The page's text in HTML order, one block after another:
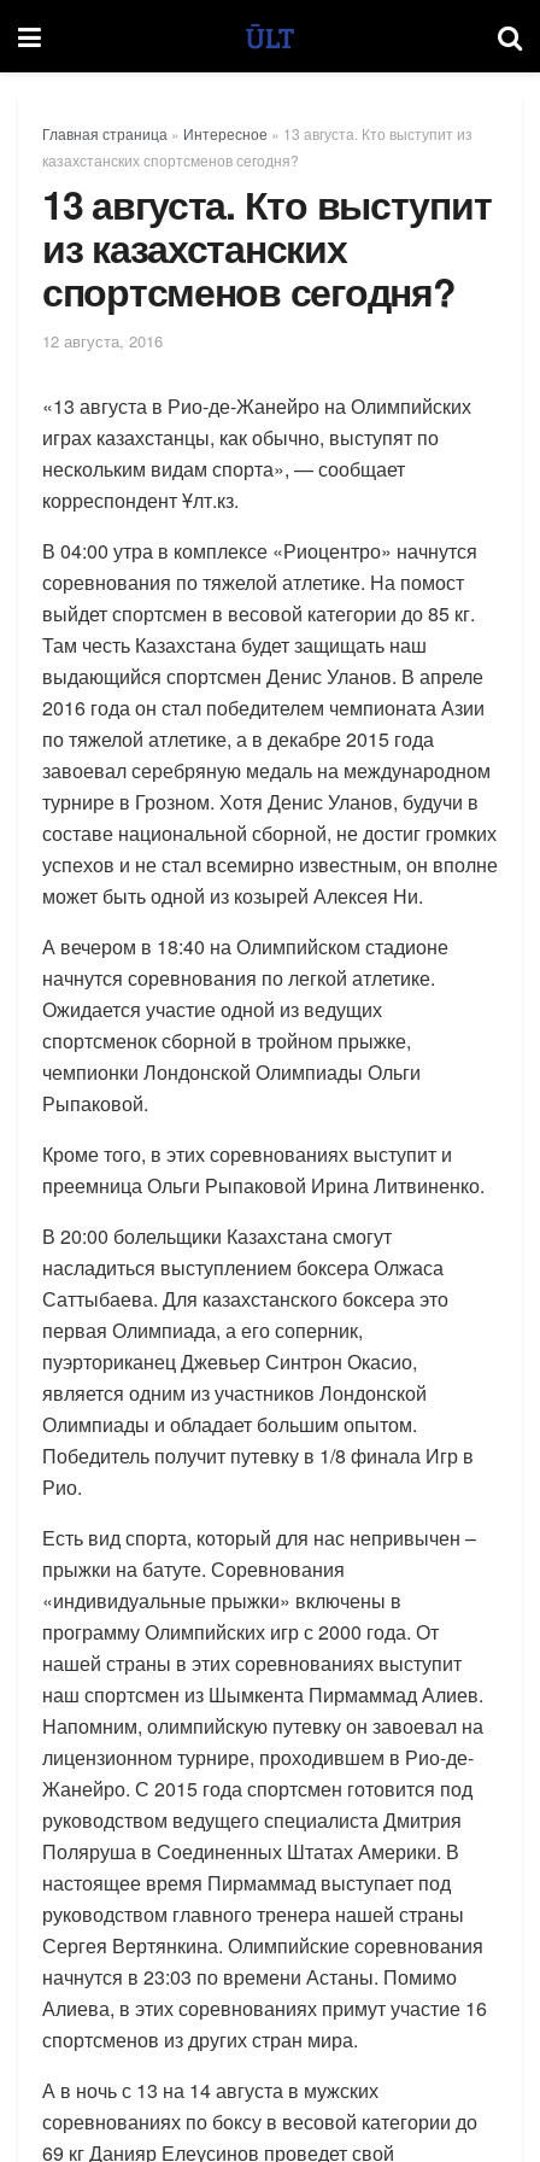
Главная страница » Интересное » 13 августа. Кто выступит из
казахстанских спортсменов сегодня?
13 августа. Кто выступит
из казахстанских
спортсменов сегодня?
12 августа, 2016
«13 августа в Рио-де-Жанейро на Олимпийских
играх казахстанцы, как обычно, выступят по
нескольким видам спорта», — сообщает
корреспондент Ұлт.кз.
В 04:00 утра в комплексе «Риоцентро» начнутся
соревнования по тяжелой атлетике. На помост
выйдет спортсмен в весовой категории до 85 кг.
Там честь Казахстана будет защищать наш
выдающийся спортсмен Денис Уланов. В апреле
2016 года он стал победителем чемпионата Азии
по тяжелой атлетике, а в декабре 2015 года
завоевал серебряную медаль на международном
турнире в Грозном. Хотя Денис Уланов, будучи в
составе национальной сборной, не достиг громких
успехов и не стал всемирно известным, он вполне
может быть одной из козырей Алексея Ни.
А вечером в 18:40 на Олимпийском стадионе
начнутся соревнования по легкой атлетике.
Ожидается участие одной из ведущих
спортсменок сборной в тройном прыжке,
чемпионки Лондонской Олимпиады Ольги
Рыпаковой.
Кроме того, в этих соревнованиях выступит и
преемница Ольги Рыпаковой Ирина Литвиненко.
В 20:00 болельщики Казахстана смогут
насладиться выступлением боксера Олжаса
Саттыбаева. Для казахстанского боксера это
первая Олимпиада, а его соперник,
пуэрториканец Джевьер Синтрон Окасио,
является одним из участников Лондонской
Олимпиады и обладает большим опытом.
Победитель получит путевку в 1/8 финала Игр в
Рио.
Есть вид спорта, который для нас непривычен –
прыжки на батуте. Соревнования
«индивидуальные прыжки» включены в
программу Олимпийских игр с 2000 года. От
нашей страны в этих соревнованиях выступит
наш спортсмен из Шымкента Пирмаммад Алиев.
Напомним, олимпийскую путевку он завоевал на
лицензионном турнире, проходившем в Рио-де-
Жанейро. С 2015 года спортсмен готовится под
руководством ведущего специалиста Дмитрия
Поляруша в Соединенных Штатах Америки. В
настоящее время Пирмаммад выступает под
руководством главного тренера нашей страны
Сергея Вертянкина. Олимпийские соревнования
начнутся в 23:03 по времени Астаны. Помимо
Алиева, в этих соревнованиях примут участие 16
спортсменов из других стран мира.
А в ночь с 13 на 14 августа в мужских
соревнованиях по боксу в весовой категории до
69 кг Данияр Елеусинов проведет свой